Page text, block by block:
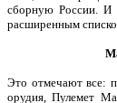
сборную России. И
расширенным
Это отмечают все:
орудия, Пулемет